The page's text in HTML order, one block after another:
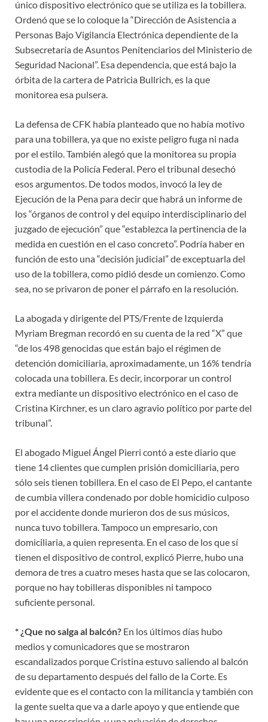
único dispositivo electrónico que se utiliza es la tobillera.
Ordenó que se lo coloque la “Dirección de Asistencia a
Personas Bajo Vigilancia Electrónica dependiente de la
Subsecretaría de Asuntos Penitenciarios del Ministerio de
Seguridad Nacional”. Esa dependencia, que está bajo la
órbita de la cartera de Patricia Bullrich, es la que
monitorea esa pulsera.
La defensa de CFK había planteado que no había motivo
para una tobillera, ya que no existe peligro fuga ni nada
por el estilo. También alegó que la monitorea su propia
custodia de la Policía Federal. Pero el tribunal desechó
esos argumentos. De todos modos, invocó la ley de
Ejecución de la Pena para decir que habrá un informe de
los “órganos de control y del equipo interdisciplinario del
juzgado de ejecución” que “establezca la pertinencia de la
medida en cuestión en el caso concreto”. Podría haber en
función de esto una “decisión judicial” de exceptuarla del
uso de la tobillera, como pidió desde un comienzo. Como
sea, no se privaron de poner el párrafo en la resolución.
La abogada y dirigente del PTS/Frente de Izquierda
Myriam Bregman recordó en su cuenta de la red “X” que
“de los 498 genocidas que están bajo el régimen de
detención domiciliaria, aproximadamente, un 16% tendría
colocada una tobillera. Es decir, incorporar un control
extra mediante un dispositivo electrónico en el caso de
Cristina Kirchner, es un claro agravio político por parte del
tribunal”.
El abogado Miguel Ángel Pierri contó a este diario que
tiene 14 clientes que cumplen prisión domiciliaria, pero
sólo seis tienen tobillera. En el caso de El Pepo, el cantante
de cumbia villera condenado por doble homicidio culposo
por el accidente donde murieron dos de sus músicos,
nunca tuvo tobillera. Tampoco un empresario, con
domiciliaria, a quien representa. En el caso de los que sí
tienen el dispositivo de control, explicó Pierre, hubo una
demora de tres a cuatro meses hasta que se las colocaron,
porque no hay tobilleras disponibles ni tampoco
suficiente personal.
* ¿Que no salga al balcón? En los últimos días hubo
medios y comunicadores que se mostraron
escandalizados porque Cristina estuvo saliendo al balcón
de su departamento después del fallo de la Corte. Es
evidente que es el contacto con la militancia y también con
la gente suelta que va a darle apoyo y que entiende que